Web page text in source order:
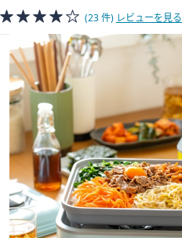
す
合、
下
の
矢
印
ー
ま
た
は
タ
(23 件) レビューを見る